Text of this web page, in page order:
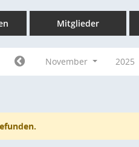
Mitglieder
November 2025